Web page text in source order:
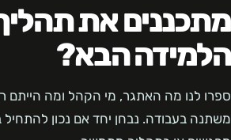
מתכננים את
הלמידה הבא?
ספרו לנו מה האתגר, מי הקהל ומה הייתם
משתנה בעבודה. נבחן יחד אם נכון